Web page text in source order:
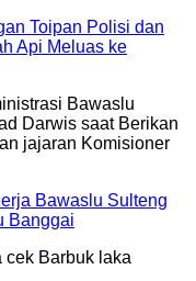
Toipan Polisi dan
Api Meluas ke
Bawaslu Sulteng
Banggai